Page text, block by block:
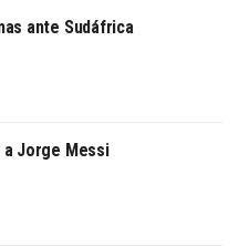
ante Sudáfrica
a Jorge Messi